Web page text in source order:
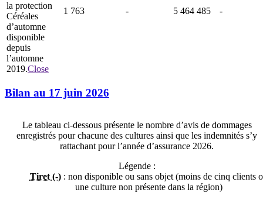
la protection
Céréales
d’automne
disponible
depuis
l’automne
2019.Close
1 763 - 5 464 485 -
Bilan au 17 juin 2026
Le tableau ci-dessous présente le nombre d’avis de dommages
enregistrés pour chacune des cultures ainsi que les indemnités s’y
rattachant pour l’année d’assurance 2026.
Légende :
Tiret (-) : non disponible ou sans objet (moins de cinq clients
une culture non présente dans la région)